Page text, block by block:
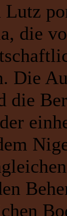
Lutz
die
Die
die